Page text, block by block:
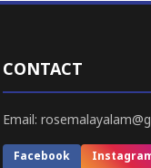
CONTACT
Email:
Facebook